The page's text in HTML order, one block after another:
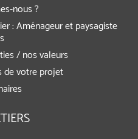
nous ?
: Aménageur et paysagiste
/ nos valeurs
de votre projet